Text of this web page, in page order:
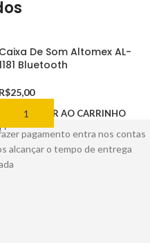
Caixa De Som Altomex AL-
Bluetooth
R$25,00
ADICIONAR AO CARRINHO
pagamento entra nos contas
alcançar o tempo de entrega